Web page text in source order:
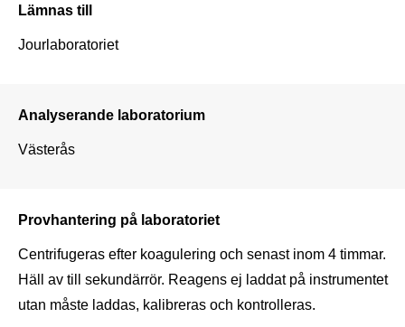
Lämnas till
Jourlaboratoriet
Analyserande laboratorium
Västerås
Provhantering på laboratoriet
Centrifugeras efter koagulering och senast inom 4 timmar.
Häll av till sekundärrör. Reagens ej laddat på instrumentet
utan måste laddas, kalibreras och kontrolleras.